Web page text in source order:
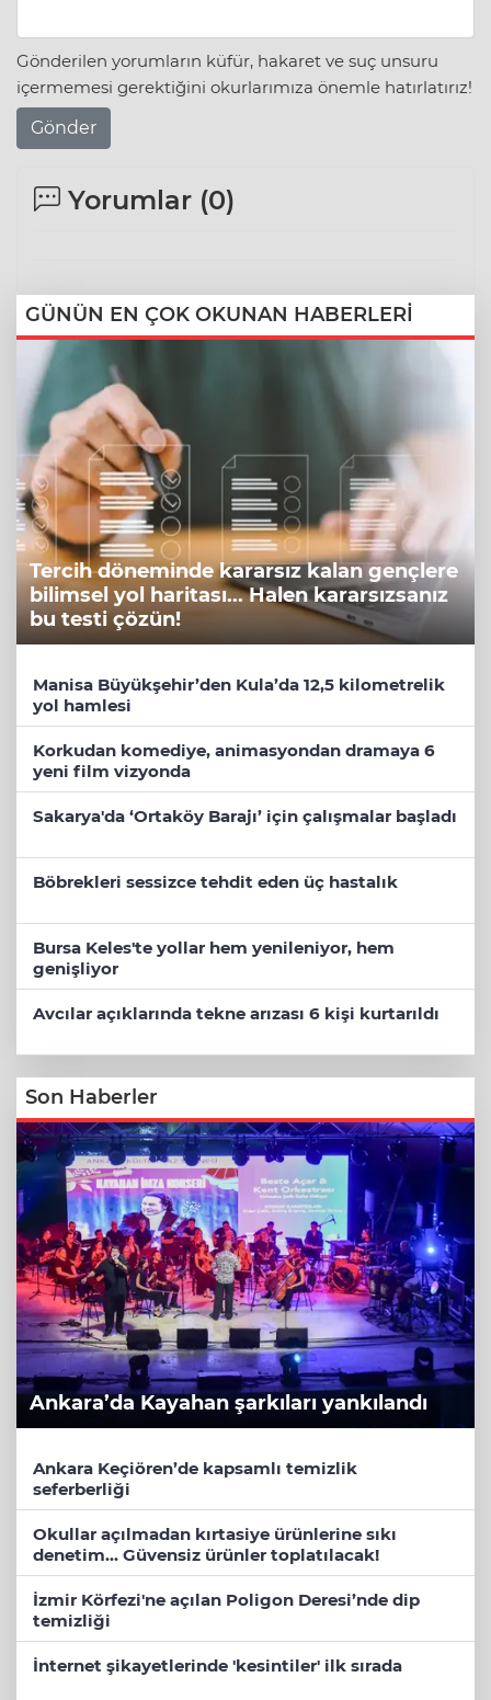
Gönderilen yorumların küfür, hakaret ve suç unsuru
içermemesi gerektiğini okurlarımıza önemle hatırlatırız!
Gönder
Yorumlar (0)
GÜNÜN EN ÇOK OKUNAN HABERLERİ
Tercih döneminde kararsız kalan gençlere
bilimsel yol haritası... Halen kararsızsanız
bu testi çözün!
Manisa Büyükşehir’den Kula’da 12,5 kilometrelik
yol hamlesi
Korkudan komediye, animasyondan dramaya 6
yeni film vizyonda
Sakarya'da ‘Ortaköy Barajı’ için çalışmalar başladı
Böbrekleri sessizce tehdit eden üç hastalık
Bursa Keles'te yollar hem yenileniyor, hem
genişliyor
Avcılar açıklarında tekne arızası 6 kişi kurtarıldı
Son Haberler
Ankara’da Kayahan şarkıları yankılandı
Ankara Keçiören’de kapsamlı temizlik
seferberliği
Okullar açılmadan kırtasiye ürünlerine sıkı
denetim... Güvensiz ürünler toplatılacak!
İzmir Körfezi'ne açılan Poligon Deresi’nde dip
temizliği
İnternet şikayetlerinde 'kesintiler' ilk sırada